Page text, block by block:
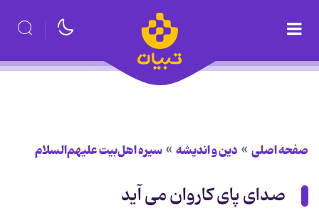
صفحه اصلی دین و اندیشه سیره اهل‌بیت علیهم‌السلام
صدای پای كاروان می آید